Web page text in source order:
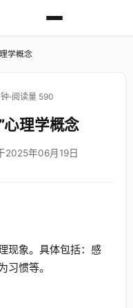
学概念
阅读量 590
心理学概念
2025年06月19日
现象。具体包括：感
习惯等。